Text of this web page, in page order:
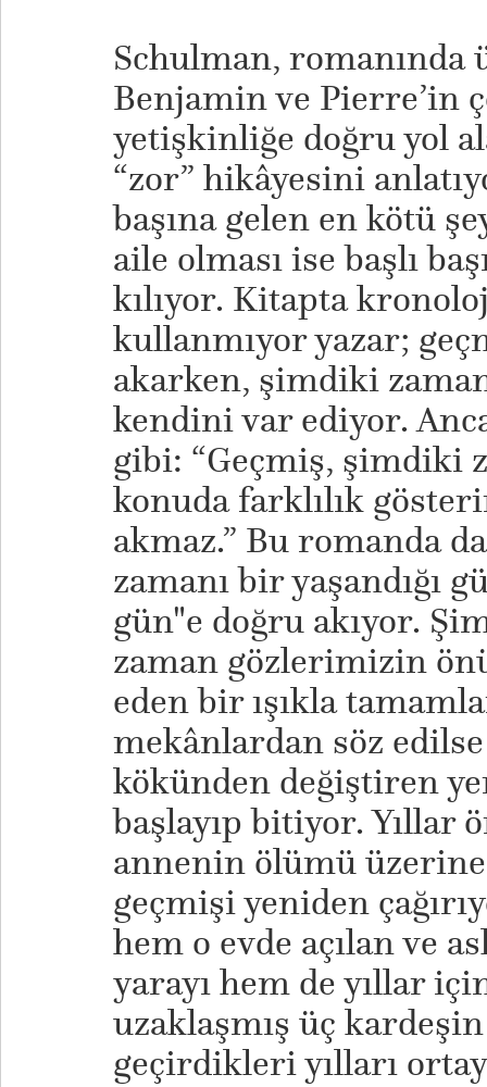
Schulman, romanında
Benjamin ve Pierre’in
yetişkinliğe doğru yol
“zor” hikâyesini
başına gelen en kötü
aile olması ise başlı
kılıyor. Kitapta
kullanmıyor yazar;
akarken, şimdiki
kendini var ediyor.
gibi: “Geçmiş, şimdiki
konuda farklılık
akmaz.” Bu romanda
zamanı bir yaşandığı
gün"e doğru akıyor.
zaman gözlerimizin
eden bir ışıkla
mekânlardan söz
kökünden değiştiren
başlayıp bitiyor. Yıllar
annenin ölümü
geçmişi yeniden
hem o evde açılan ve
yarayı hem de yıllar
uzaklaşmış üç
geçirdikleri yılları